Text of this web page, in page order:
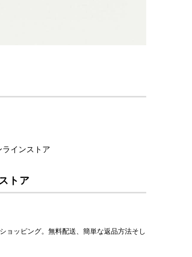
インストア
トア
ョッピング。無料配送、簡単な返品方法そし